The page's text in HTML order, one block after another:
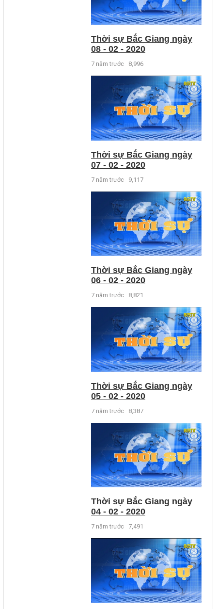
Thời sự Bắc Giang ngày
08 - 02 - 2020
7 năm trước 8,996
Thời sự Bắc Giang ngày
07 - 02 - 2020
7 năm trước 9,117
Thời sự Bắc Giang ngày
06 - 02 - 2020
7 năm trước 8,821
Thời sự Bắc Giang ngày
05 - 02 - 2020
7 năm trước 8,387
Thời sự Bắc Giang ngày
04 - 02 - 2020
7 năm trước 7,491